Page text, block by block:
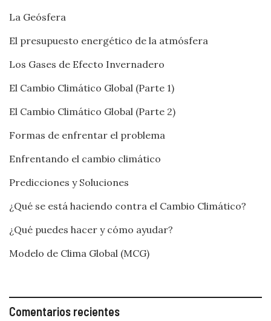
La Geósfera
El presupuesto energético de la atmósfera
Los Gases de Efecto Invernadero
El Cambio Climático Global (Parte 1)
El Cambio Climático Global (Parte 2)
Formas de enfrentar el problema
Enfrentando el cambio climático
Predicciones y Soluciones
¿Qué se está haciendo contra el Cambio Climático?
¿Qué puedes hacer y cómo ayudar?
Modelo de Clima Global (MCG)
Comentarios recientes